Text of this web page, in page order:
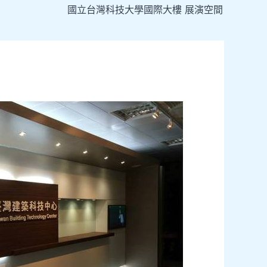
國立台灣科技大學國際大樓 展演空間